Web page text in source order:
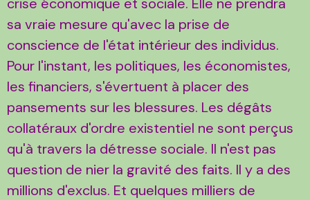
sa vraie mesure qu'avec la prise de
conscience de l'état intérieur des individus.
Pour l'instant, les politiques, les économistes,
les financiers, s'évertuent à placer des
pansements sur les blessures. Les dégâts
collatéraux d'ordre existentiel ne sont perçus
qu'à travers la détresse sociale. Il n'est pas
question de nier la gravité des faits. Il y a des
millions d'exclus. Et quelques milliers de